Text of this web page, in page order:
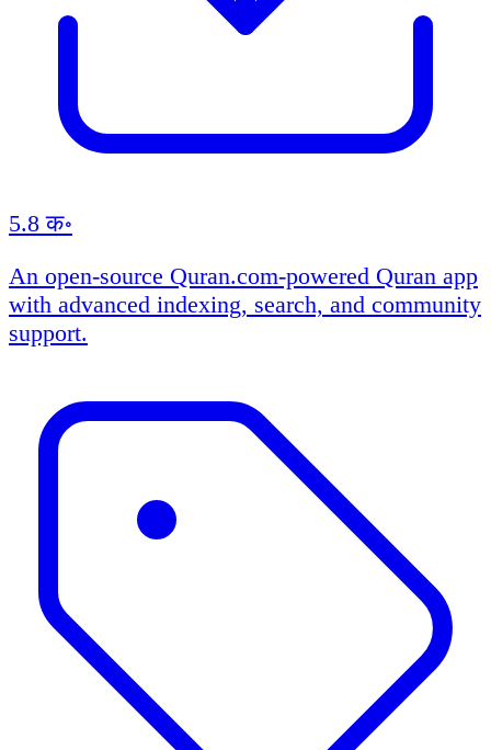
5.8 क॰
An open-source Quran.com-powered Quran app
with advanced indexing, search, and community
support.